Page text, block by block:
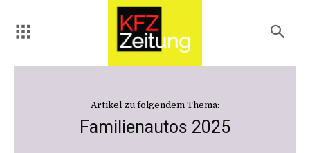
Artikel zu folgendem Thema:
Familienautos 2025